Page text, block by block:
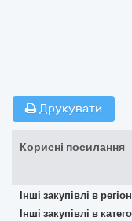
Друкувати
Корисні посилання
Інші закупівлі в
Інші закупівлі в